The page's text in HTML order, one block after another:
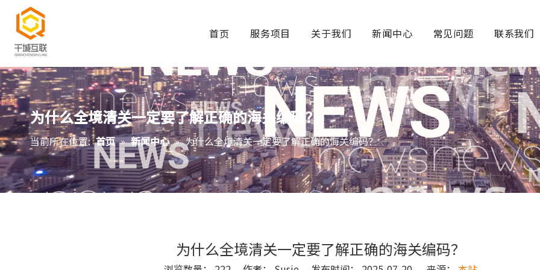
首页 服务项目 关于我们 新闻中心 常见问题 联系我们
为什么全境清关一定要了解正确的海关编码？
当前所在位置: 首页 » 新闻中心 » 为什么全境清关一定要了解正确的海关编码？
为什么全境清关一定要了解正确的海关编码？